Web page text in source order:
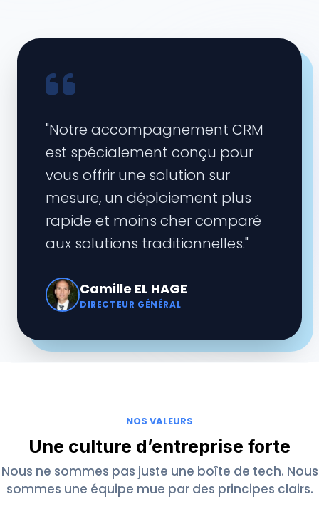
"Notre accompagnement CRM
est spécialement conçu pour
vous offrir une solution sur
mesure, un déploiement plus
rapide et moins cher comparé
aux solutions traditionnelles."
Camille EL HAGE
DIRECTEUR GÉNÉRAL
NOS VALEURS
Une culture d’entreprise forte
Nous ne sommes pas juste une boîte de tech. Nous
sommes une équipe mue par des principes clairs.